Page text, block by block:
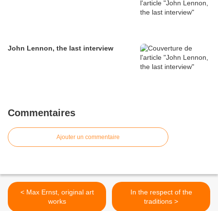
John Lennon, the last interview
Commentaires
Ajouter un commentaire
< Max Ernst, original art
works
In the respect of the
traditions >